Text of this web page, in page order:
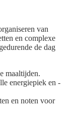
van
en complexe
de dag
maaltijden.
energiepiek en -
en noten voor